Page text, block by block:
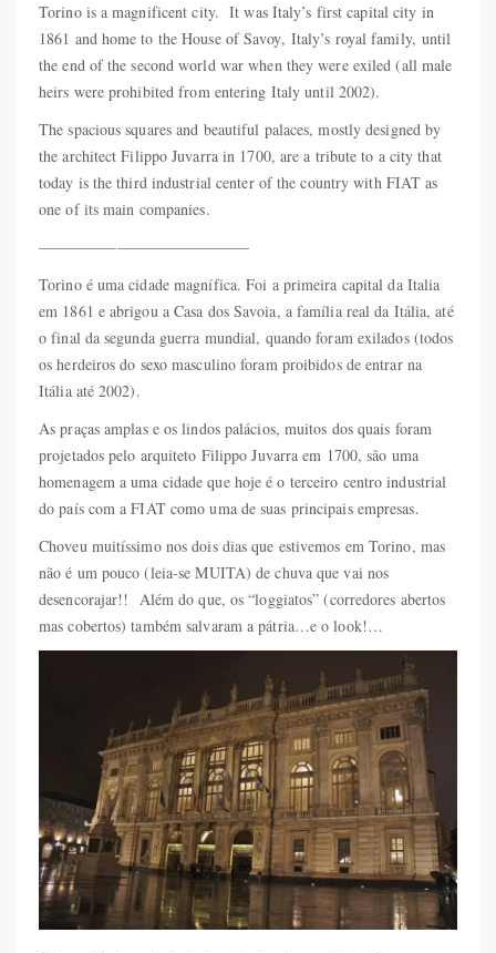
Torino is a magnificent city. It was Italy’s first capital city in
1861 and home to the House of Savoy, Italy’s royal family, until
the end of the second world war when they were exiled (all male
heirs were prohibited from entering Italy until 2002).
The spacious squares and beautiful palaces, mostly designed by
the architect Filippo Juvarra in 1700, are a tribute to a city that
today is the third industrial center of the country with FIAT as
one of its main companies.
—————————————–
Torino é uma cidade magnífica. Foi a primeira capital da Italia
em 1861 e abrigou a Casa dos Savoia, a família real da Itália, até
o final da segunda guerra mundial, quando foram exilados (todos
os herdeiros do sexo masculino foram proibidos de entrar na
Itália até 2002).
As praças amplas e os lindos palácios, muitos dos quais foram
projetados pelo arquiteto Filippo Juvarra em 1700, são uma
homenagem a uma cidade que hoje é o terceiro centro industrial
do país com a FIAT como uma de suas principais empresas.
Choveu muitíssimo nos dois dias que estivemos em Torino, mas
não é um pouco (leia-se MUITA) de chuva que vai nos
desencorajar!! Além do que, os “loggiatos” (corredores abertos
mas cobertos) também salvaram a pátria…e o look!…